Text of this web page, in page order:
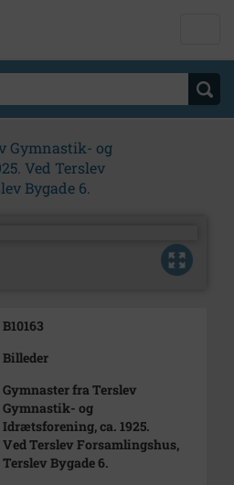
Gymnastik- og
Ved Terslev
Bygade 6.
B10163
Billeder
Gymnaster fra Terslev
Gymnastik- og
Idrætsforening, ca. 1925.
Ved Terslev Forsamlingshus,
Terslev Bygade 6.